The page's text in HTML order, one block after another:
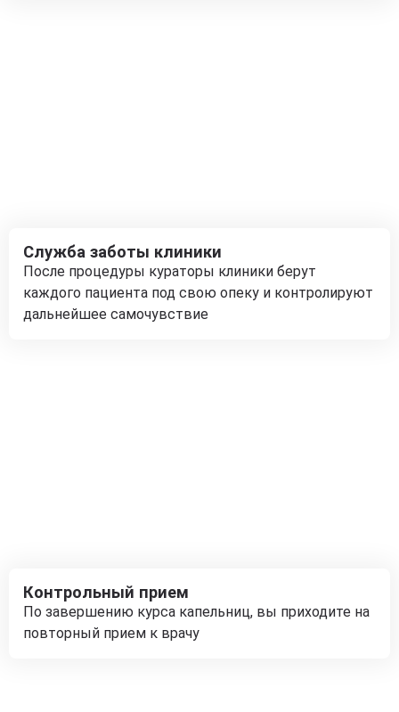
Служба заботы клиники
После процедуры кураторы клиники берут
каждого пациента под свою опеку и контролируют
дальнейшее самочувствие
Контрольный прием
По завершению курса капельниц, вы приходите на
повторный прием к врачу